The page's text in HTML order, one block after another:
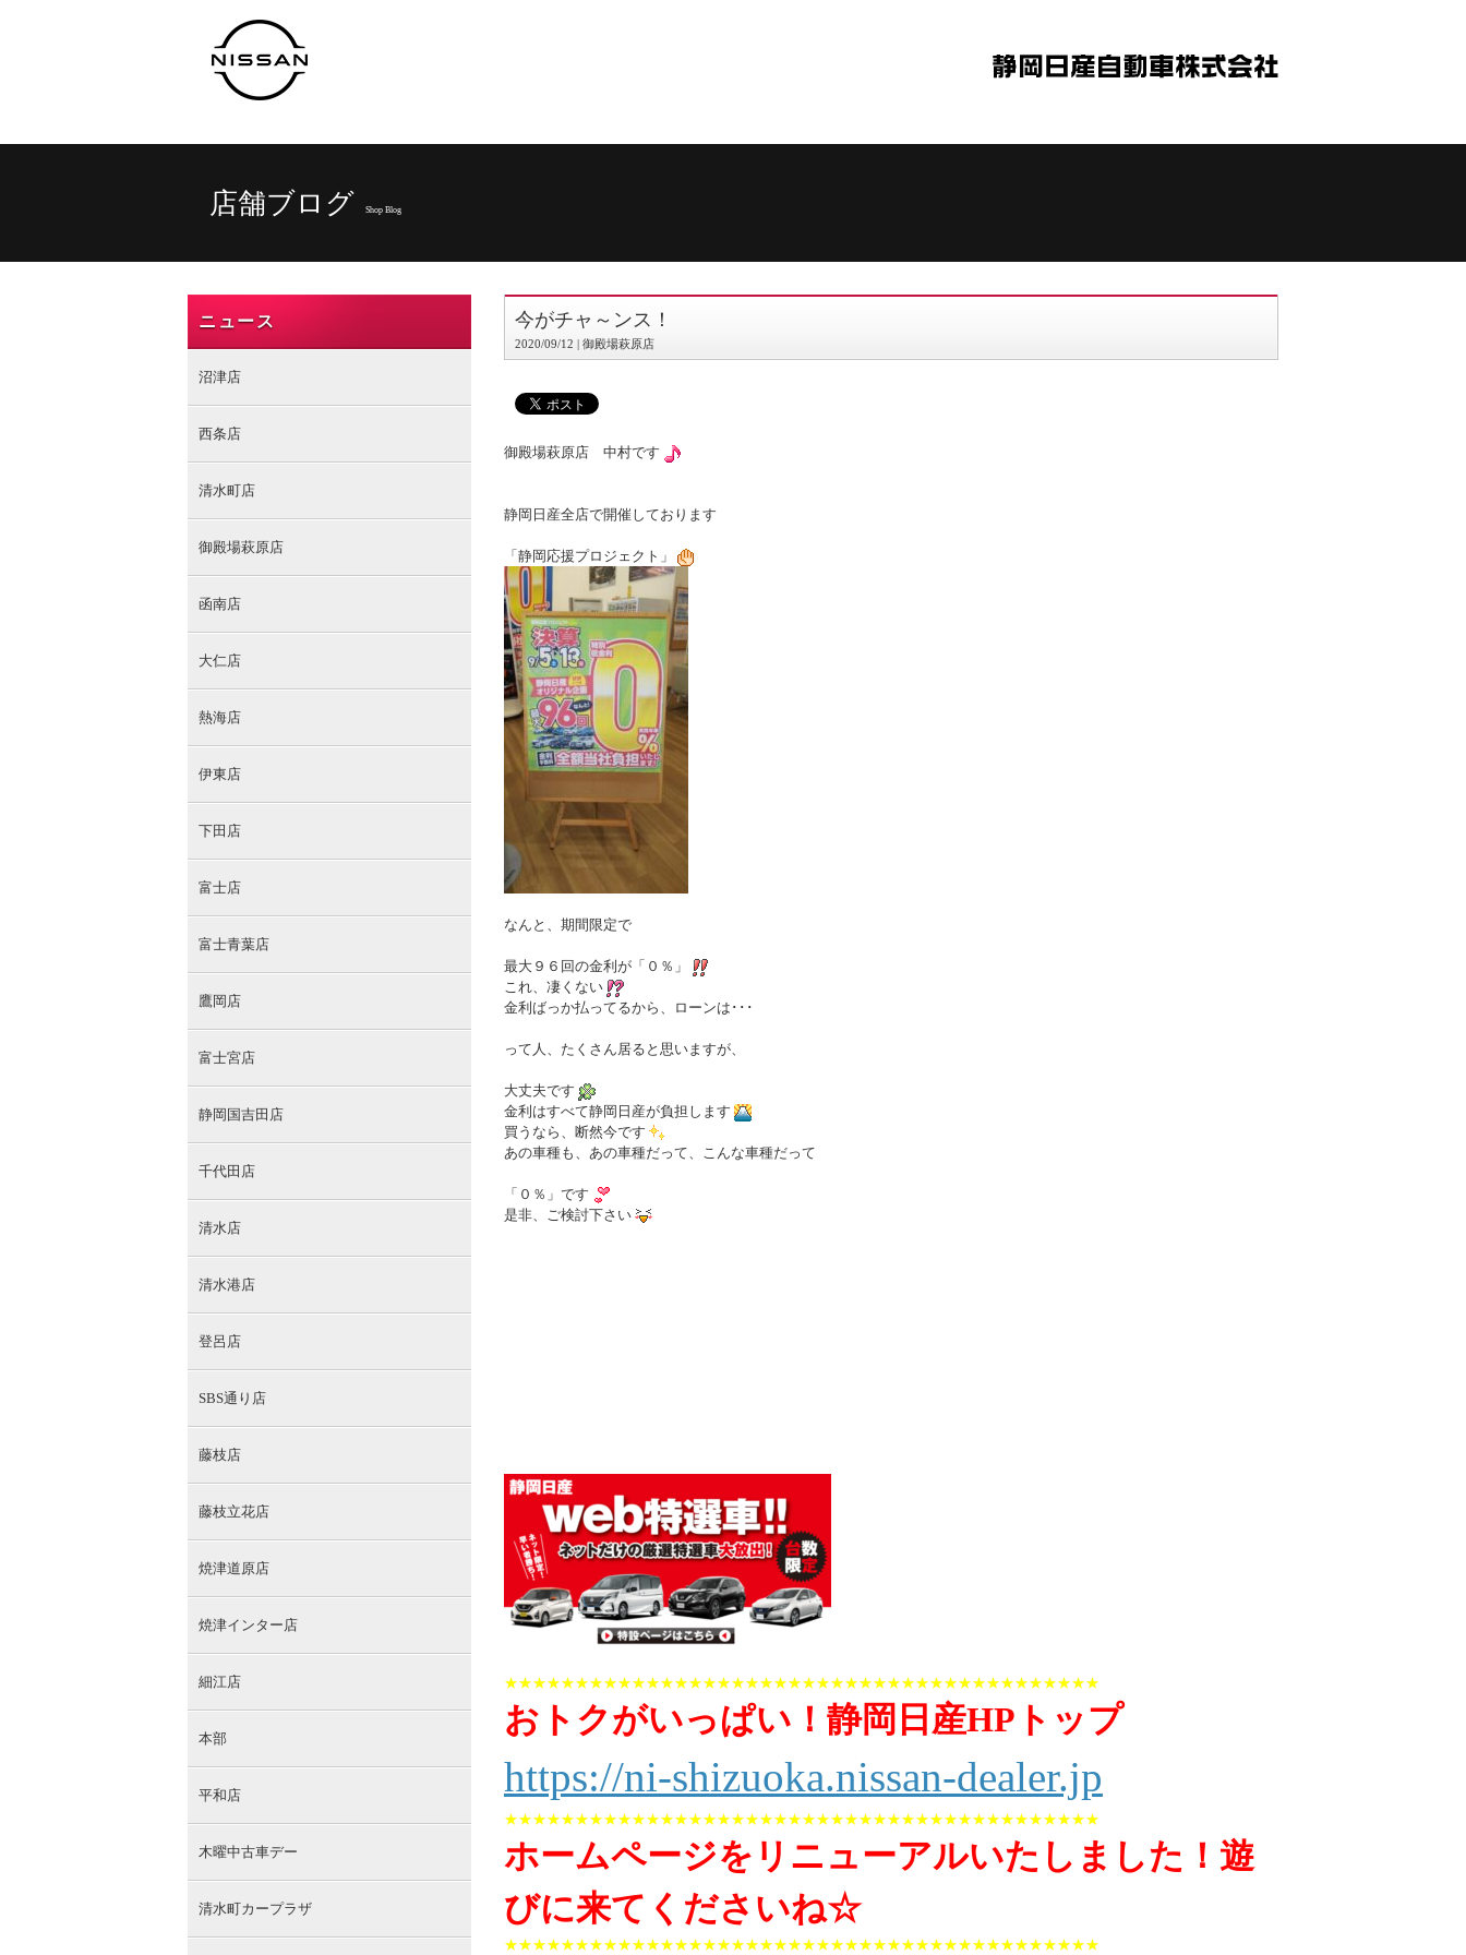
店舗ブログ Shop Blog
今がチャ～ンス！
2020/09/12 | 御殿場萩原店
御殿場萩原店 中村です
静岡日産全店で開催しております
「静岡応援プロジェクト」
なんと、期間限定で
最大９６回の金利が「０％」
これ、凄くない
金利ばっか払ってるから、ローンは･･･
って人、たくさん居ると思いますが、
大丈夫です
金利はすべて静岡日産が負担します
買うなら、断然今です
あの車種も、あの車種だって、こんな車種だって
「０％」です
是非、ご検討下さい
★★★★★★★★★★★★★★★★★★★★★★★★★★★★★★★★★★★★★★★★★★
おトクがいっぱい！静岡日産HPトップ
https://ni-shizuoka.nissan-dealer.jp
★★★★★★★★★★★★★★★★★★★★★★★★★★★★★★★★★★★★★★★★★★
ホームページをリニューアルいたしました！遊
びに来てくださいね☆
★★★★★★★★★★★★★★★★★★★★★★★★★★★★★★★★★★★★★★★★★★
ニュース
沼津店
西条店
清水町店
御殿場萩原店
函南店
大仁店
熱海店
伊東店
下田店
富士店
富士青葉店
鷹岡店
富士宮店
静岡国吉田店
千代田店
清水店
清水港店
登呂店
SBS通り店
藤枝店
藤枝立花店
焼津道原店
焼津インター店
細江店
本部
平和店
木曜中古車デー
清水町カープラザ